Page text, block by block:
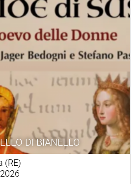
DI BIANELLO
(RE)